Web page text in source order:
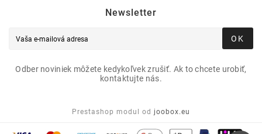
Newsletter
OK
Odber noviniek môžete kedykoľvek zrušiť. Ak to chcete urobiť,
kontaktujte nás.
Prestashop modul od joobox.eu